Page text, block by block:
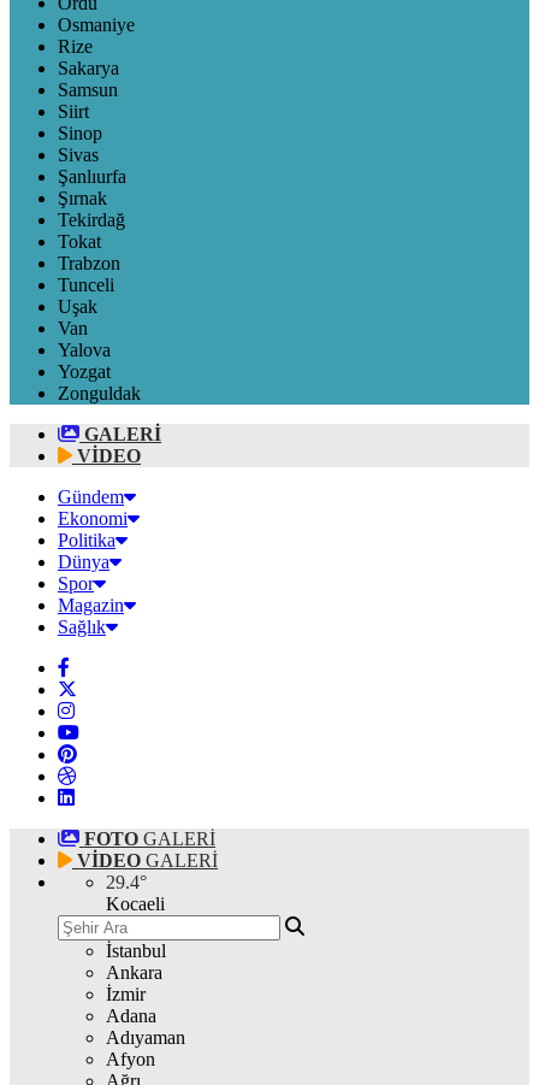
Osmaniye
Rize
Sakarya
Samsun
Siirt
Sinop
Sivas
Şanlıurfa
Şırnak
Tekirdağ
Tokat
Trabzon
Tunceli
Uşak
Van
Yalova
Yozgat
Zonguldak
GALERİ
VİDEO
Gündem
Ekonomi
Politika
Dünya
Spor
Magazin
Sağlık
FOTO GALERİ
VİDEO GALERİ
29.4°
Kocaeli
İstanbul
Ankara
İzmir
Adana
Adıyaman
Afyon
Ağrı